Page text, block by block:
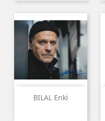
BILAL Enki